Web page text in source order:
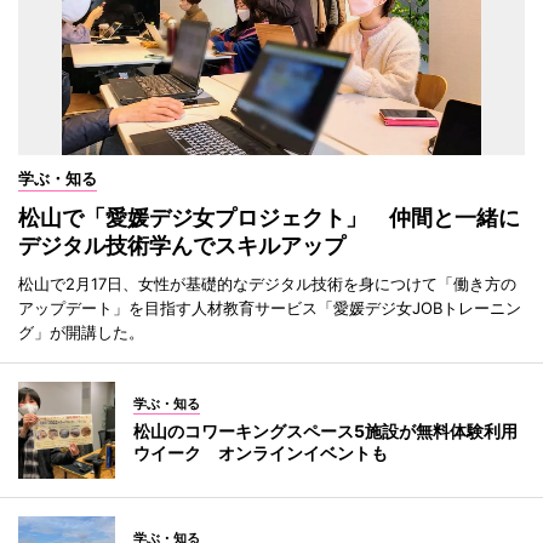
学ぶ・知る
松山で「愛媛デジ女プロジェクト」 仲間と一緒に
デジタル技術学んでスキルアップ
松山で2月17日、女性が基礎的なデジタル技術を身につけて「働き方の
アップデート」を目指す人材教育サービス「愛媛デジ女JOBトレーニン
グ」が開講した。
学ぶ・知る
松山のコワーキングスペース5施設が無料体験利用
ウイーク オンラインイベントも
学ぶ・知る